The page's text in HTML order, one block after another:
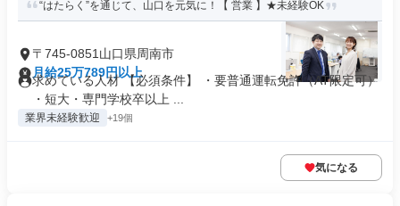
“はたらく”を通じて、山口を元気に！【 営業 】★未経験OK
〒745-0851山口県周南市
月給25万789円以上
求めている人材 【必須条件】 ・要普通運転免許（AT限定可）
・短大・専門学校卒以上 ...
業界未経験歓迎 +19個
気になる